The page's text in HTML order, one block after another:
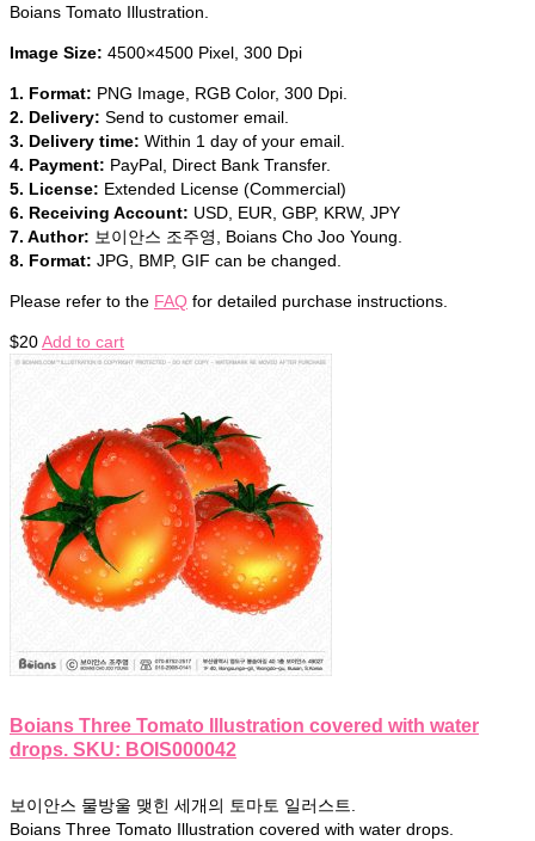
Boians Tomato Illustration.
Image Size: 4500×4500 Pixel, 300 Dpi
1. Format: PNG Image, RGB Color, 300 Dpi.
2. Delivery: Send to customer email.
3. Delivery time: Within 1 day of your email.
4. Payment: PayPal, Direct Bank Transfer.
5. License: Extended License (Commercial)
6. Receiving Account: USD, EUR, GBP, KRW, JPY
7. Author: 보이안스 조주영, Boians Cho Joo Young.
8. Format: JPG, BMP, GIF can be changed.
Please refer to the FAQ for detailed purchase instructions.
$20Add to cart
Boians Three Tomato Illustration covered with water
drops. SKU: BOIS000042
보이안스 물방울 맺힌 세개의 토마토 일러스트.
Boians Three Tomato Illustration covered with water drops.